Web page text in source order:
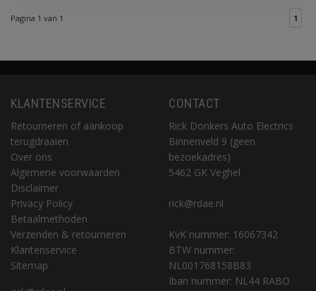
Pagina 1 van 1 1
KLANTENSERVICE
Retourneren of aankoop
terugdraaien
Over ons
Algemene voorwaarden
Disclaimer
Privacy Policy
Betaalmethoden
Verzenden & retourneren
Klantenservice
Sitemap
CONTACT
Rick Donkers Auto Electrics
Binnenveld 9 (geen
bezoekadres)
5462 GK Veghel
rick@rdae.nl
KvK nummer: 16067342
BTW nummer:
NL001768158B83
Iban nummer: NL44 RABO